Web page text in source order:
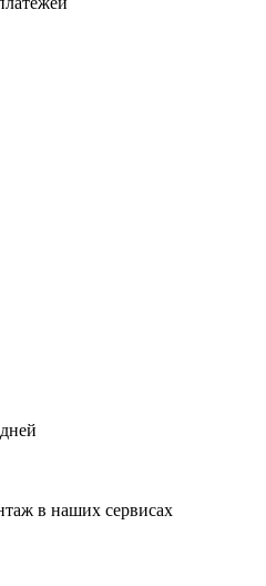
в наших сервисах